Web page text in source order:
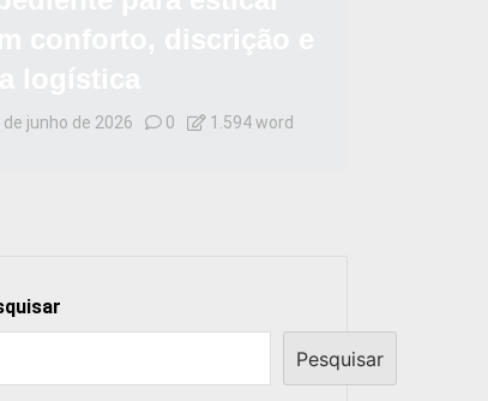
de junho de 2026 0 1.594 word
Pesquisar